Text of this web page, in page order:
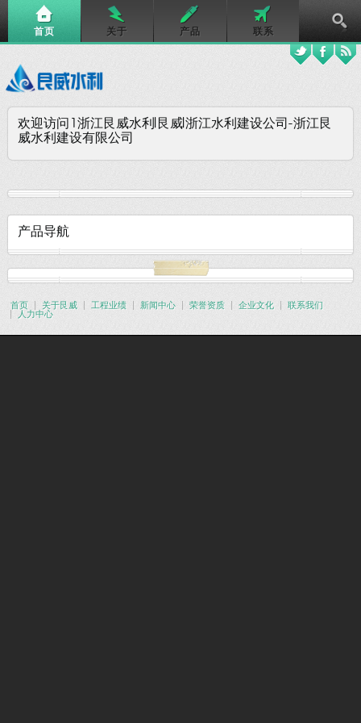
首页 关于 产品 联系
欢迎访问1浙江艮威水利|艮威|浙江水利建设公司-浙江艮
威水利建设有限公司
产品导航
首页 关于艮威 工程业绩 新闻中心 荣誉资质 企业文化
联系我们
人力中心